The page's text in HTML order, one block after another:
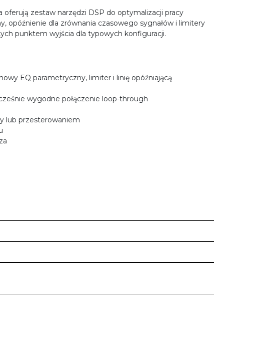
oferują zestaw narzędzi DSP do optymalizacji pracy
dla zrównania czasowego sygnałów i limitery
punktem wyjścia dla typowych konfiguracji.
EQ parametryczny, limiter i linię opóźniającą
wygodne połączenie loop-through
lub przesterowaniem